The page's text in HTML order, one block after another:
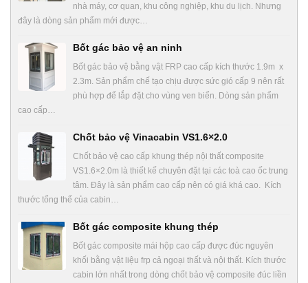
nhà máy, cơ quan, khu công nghiệp, khu du lịch. Nhưng
đây là dòng sản phẩm mới được…
Bốt gác bảo vệ an ninh
Bốt gác bảo vệ bằng vật FRP cao cấp kích thước 1.9m x
2.3m. Sản phẩm chế tạo chịu được sức gió cấp 9 nên rất
phù hợp để lắp đặt cho vùng ven biển. Dòng sản phẩm
cao cấp…
Chốt bảo vệ Vinacabin VS1.6×2.0
Chốt bảo vệ cao cấp khung thép nội thất composite
VS1.6×2.0m là thiết kế chuyên đặt tại các toà cao ốc trung
tâm. Đây là sản phẩm cao cấp nên có giá khá cao. Kích
thước tổng thể của cabin…
Bốt gác composite khung thép
Bốt gác composite mái hộp cao cấp được đúc nguyên
khối bằng vật liệu frp cả ngoại thất và nội thất. Kích thước
cabin lớn nhất trong dòng chốt bảo vệ composite đúc liền